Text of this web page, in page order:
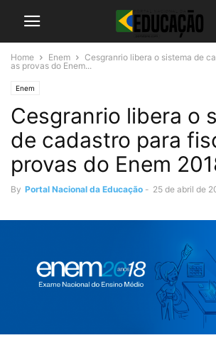
Home Enem
Cesgranrio libera o sistema de
as provas do Enem...
Enem
Cesgranrio libera o
de cadastro para
provas do Enem
By Portal Nacional da Educação - 25 de abril de